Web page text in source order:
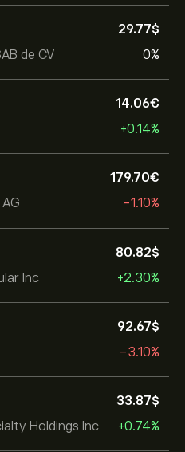
de CV
29.77‎$‎
0%
14.06‎€‎
+0.14%
179.70‎€‎
-1.10%
Inc
80.82‎$‎
+2.30%
92.67‎$‎
-3.10%
Holdings Inc
33.87‎$‎
+0.74%